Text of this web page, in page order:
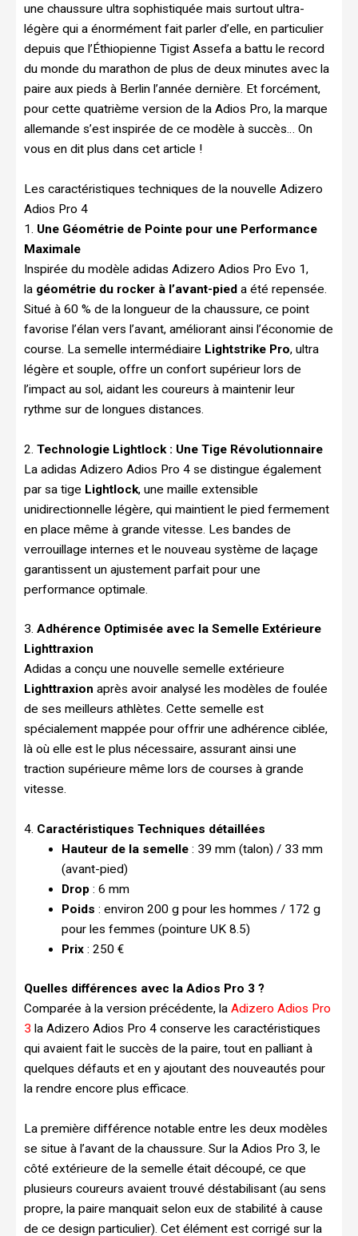
une chaussure ultra sophistiquée mais surtout ultra-
légère qui a énormément fait parler d’elle, en particulier
depuis que l’Éthiopienne Tigist Assefa a battu le record
du monde du marathon de plus de deux minutes avec la
paire aux pieds à Berlin l’année dernière. Et forcément,
pour cette quatrième version de la Adios Pro, la marque
allemande s’est inspirée de ce modèle à succès… On
vous en dit plus dans cet article !
Les caractéristiques techniques de la nouvelle Adizero
Adios Pro 4
1. Une Géométrie de Pointe pour une Performance
Maximale
Inspirée du modèle adidas Adizero Adios Pro Evo 1,
la géométrie du rocker à l’avant-pied a été repensée.
Situé à 60 % de la longueur de la chaussure, ce point
favorise l’élan vers l’avant, améliorant ainsi l’économie de
course. La semelle intermédiaire Lightstrike Pro, ultra
légère et souple, offre un confort supérieur lors de
l’impact au sol, aidant les coureurs à maintenir leur
rythme sur de longues distances.
2. Technologie Lightlock : Une Tige Révolutionnaire
La adidas Adizero Adios Pro 4 se distingue également
par sa tige Lightlock, une maille extensible
unidirectionnelle légère, qui maintient le pied fermement
en place même à grande vitesse. Les bandes de
verrouillage internes et le nouveau système de laçage
garantissent un ajustement parfait pour une
performance optimale.
3. Adhérence Optimisée avec la Semelle Extérieure
Lighttraxion
Adidas a conçu une nouvelle semelle extérieure
Lighttraxion après avoir analysé les modèles de foulée
de ses meilleurs athlètes. Cette semelle est
spécialement mappée pour offrir une adhérence ciblée,
là où elle est le plus nécessaire, assurant ainsi une
traction supérieure même lors de courses à grande
vitesse.
4. Caractéristiques Techniques détaillées
Hauteur de la semelle: 39 mm (talon) / 33 mm
(avant-pied)
Drop: 6 mm
Poids : environ 200 g pour les hommes / 172 g
pour les femmes (pointure UK 8.5)
Prix: 250 €
Quelles différences avec la Adios Pro 3 ?
Comparée à la version précédente, la Adizero Adios Pro
3 la Adizero Adios Pro 4 conserve les caractéristiques
qui avaient fait le succès de la paire, tout en palliant à
quelques défauts et en y ajoutant des nouveautés pour
la rendre encore plus efficace.
La première différence notable entre les deux modèles
se situe à l’avant de la chaussure. Sur la Adios Pro 3, le
côté extérieure de la semelle était découpé, ce que
plusieurs coureurs avaient trouvé déstabilisant (au sens
propre, la paire manquait selon eux de stabilité à cause
de ce design particulier). Cet élément est corrigé sur la